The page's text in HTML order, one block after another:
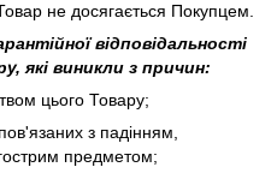
не досягається Покупцем.
відповідальності
які виникли з причин:
цього Товару;
з падінням,
предметом;